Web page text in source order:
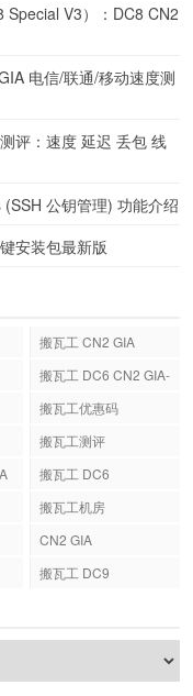
V3）：DC8 CN2
电信/联通/移动速度测
评：速度 延迟 丢包 线
公钥管理) 功能介绍
安装包最新版
搬瓦工 CN2 GIA
搬瓦工 DC6 CN2 GIA-
搬瓦工优惠码
搬瓦工测评
搬瓦工 DC6
搬瓦工机房
CN2 GIA
搬瓦工 DC9